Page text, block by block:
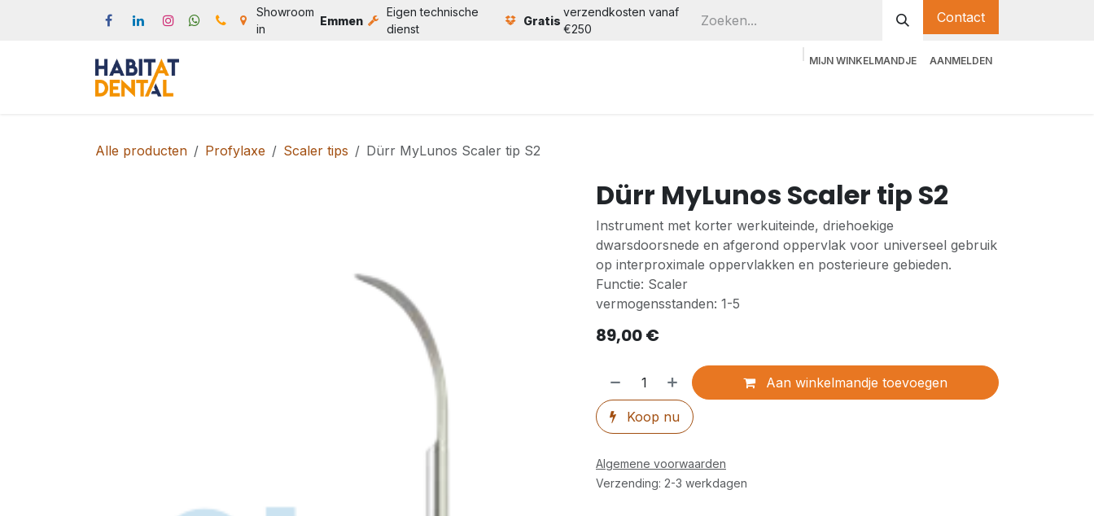
Showroom
in
Emmen
Eigen technische
dienst
Gratis
verzendkosten vanaf
€250
Contact
MIJN WINKELMANDJE AANMELDEN
Alle producten Profylaxe Scaler tips Dürr MyLunos Scaler tip S2
Dürr MyLunos Scaler tip S2
Instrument met korter werkuiteinde, driehoekige
dwarsdoorsnede en afgerond oppervlak voor universeel gebruik
op interproximale oppervlakken en posterieure gebieden.
Functie: Scaler
vermogensstanden: 1-5
89,00€
Aan winkelmandje toevoegen
Koop nu
Algemene voorwaarden
Verzending: 2-3 werkdagen